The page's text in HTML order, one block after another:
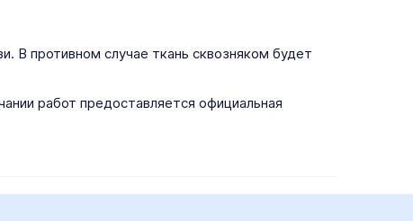
В противном случае ткань сквозняком будет
работ предоставляется официальная